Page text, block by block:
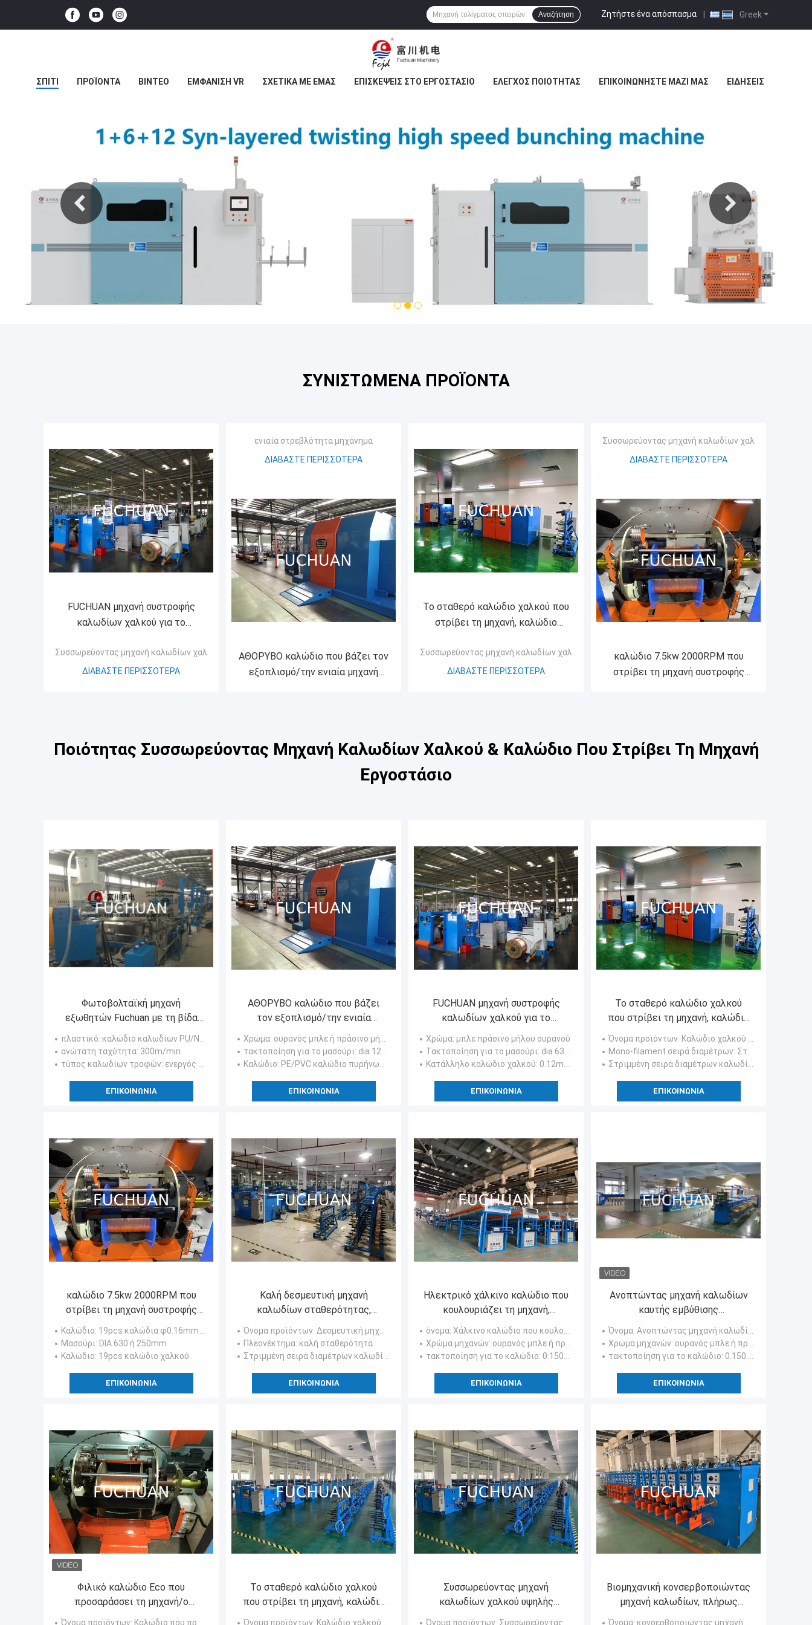
Greek
Ζητήστε ένα απόσπασμα |
Αναζήτηση
ΣΠΊΤΙ ΠΡΟΪΌΝΤΑ ΒΊΝΤΕΟ ΕΜΦΆΝΙΣΗ VR ΣΧΕΤΙΚΆ ΜΕ ΕΜΆΣ ΕΠΙΣΚΈΨΕΙΣ ΣΤΟ ΕΡΓΟΣΤΆΣΙΟ ΈΛΕΓΧΟΣ ΠΟΙΌΤΗΤΑΣ ΕΠΙΚΟΙΝΩΝΉΣΤΕ ΜΑΖΊ ΜΑΣ ΕΙΔΉΣΕΙΣ
1 2 3
ΣΥΝΙΣΤΏΜΕΝΑ ΠΡΟΪΌΝΤΑ
FUCHUAN μηχανή συστροφής
καλωδίων χαλκού για το
καλώδιο χαλκού
Συσσωρεύοντας μηχανή καλωδίων χαλκού
ΔΙΑΒΆΣΤΕ ΠΕΡΙΣΣΌΤΕΡΑ
ενιαία στρεβλότητα μηχάνημα
ΔΙΑΒΆΣΤΕ ΠΕΡΙΣΣΌΤΕΡΑ
ΑΘΟΡΥΒΟ καλώδιο που βάζει τον
εξοπλισμό/την ενιαία μηχανή
Το σταθερό καλώδιο χαλκού που
στρίβει τη μηχανή, καλώδιο
περιστροφές/λεπτό
Συσσωρεύοντας μηχανή καλωδίων χαλκού
ΔΙΑΒΆΣΤΕ ΠΕΡΙΣΣΌΤΕΡΑ
Συσσωρεύοντας μηχανή καλωδίων χαλκού
ΔΙΑΒΆΣΤΕ ΠΕΡΙΣΣΌΤΕΡΑ
καλώδιο 7.5kw 2000RPM που
στρίβει τη μηχανή συστροφής
Ποιότητας Συσσωρεύοντας Μηχανή Καλωδίων Χαλκού & Καλώδιο Που Στρίβει Τη Μηχανή
Εργοστάσιο
Φωτοβολταϊκή μηχανή
εξωθητών Fuchuan με τη βίδα
Dia 70mm για το καλώδιο Dia
1.512mm
πλαστικό: καλώδιο καλωδίων PU/NYLON ηλεκτρικής δύναμης
ανώτατη ταχύτητα: 300m/min
τύπος καλωδίων τροφών: ενεργός πληρώστε μακριά ή εντείνετε την αμοιβή μακριά
ΕΠΙΚΟΙΝΩΝΊΑ
ΑΘΟΡΥΒΟ καλώδιο που βάζει
τον εξοπλισμό/την ενιαία
μηχανή συστροφής για το PE/το
καλώδιο πυρήνων PVC
Χρώμα: ουρανός μπλε ή πράσινο μήλου
τακτοποίηση για το μασούρι: dia 1250mm
Καλώδιο: PE/PVC καλώδιο πυρήνων ή καλώδιο χαλκού
ΕΠΙΚΟΙΝΩΝΊΑ
FUCHUAN μηχανή συστροφής
καλωδίων χαλκού για το
σμαλτωμένο καλώδιο/το γυμνό
καλώδιο χαλκού
Χρώμα: μπλε πράσινο μήλου ουρανού
Τακτοποίηση για το μασούρι: dia 630mm
Κατάλληλο καλώδιο χαλκού: 0.12mm0.52mm
ΕΠΙΚΟΙΝΩΝΊΑ
Το σταθερό καλώδιο χαλκού
που στρίβει τη μηχανή, καλώδιο
πληρώνει μακριά στη μηχανή
3000 περιστροφές/λεπτό
Όνομα προϊόντων: Καλώδιο χαλκού που στρίβει τη μηχανή
Mono-filament σειρά διαμέτρων: Σταθερός
Στριμμένη σειρά διαμέτρων καλωδίων
ΕΠΙΚΟΙΝΩΝΊΑ
καλώδιο 7.5kw 2000RPM που
στρίβει τη μηχανή συστροφής
καλωδίων μηχανών
0,41/0,52/0.64mm
Καλώδιο: 19pcs καλώδια φ0.16mm χαλκού - χρονική φ0.64mm ένα συσσώρευση
Μασούρι: DIA 630 ή 250mm
Καλώδιο: 19pcs καλώδιο χαλκού
ΕΠΙΚΟΙΝΩΝΊΑ
Καλή δεσμευτική μηχανή
καλωδίων σταθερότητας,
αυτόματη διπλή συστροφή
Buncher
Όνομα προϊόντων: Δεσμευτική μηχανή καλωδίων
Πλεονέκτημα: καλή σταθερότητα
Στριμμένη σειρά διαμέτρων καλωδίων
: φ0.075~ φ0.24mm
ΕΠΙΚΟΙΝΩΝΊΑ
Ηλεκτρικό χάλκινο καλώδιο που
κουλουριάζει τη μηχανή,
αυτοματοποιημένη
κονσερβοποιώντας μηχανή
καλωδίων χαλκού
όνομα: Χάλκινο καλώδιο που κουλουριάζει τη μηχανή
Χρώμα μηχανών: ουρανός μπλε ή πράσινο μήλου
τακτοποίηση για το καλώδιο: 0.150.64mm
ΕΠΙΚΟΙΝΩΝΊΑ
Ανοπτώντας μηχανή καλωδίων
καυτής εμβύθισης
κονσερβοποιημένη για το
εξαιρετικά λεπτό στρογγυλό
καλώδιο χαλκού
Όνομα: Ανοπτώντας μηχανή καλωδίων
Χρώμα μηχανών: ουρανός μπλε ή πράσινο μήλου
τακτοποίηση για το καλώδιο: 0.150.64mm
ΕΠΙΚΟΙΝΩΝΊΑ
Φιλικό καλώδιο Eco που
προσαράσσει τη μηχανή/ο
αργότερα τη μηχανή
Όνομα προϊόντων: Καλώδιο που προσαράσσει τη μηχανή
Το σταθερό καλώδιο χαλκού
που στρίβει τη μηχανή, καλώδιο
πληρώνει μακριά στη μηχανή
Όνομα προϊόντων: Καλώδιο χαλκού που στρίβει τη μηχανή
Συσσωρεύοντας μηχανή
καλωδίων χαλκού υψηλής
ταχύτητας με τον αυτόματο
Όνομα προϊόντων: Συσσωρεύοντας μηχανή καλωδίων χαλκού
Βιομηχανική κονσερβοποιώντας
μηχανή καλωδίων, πλήρως
αυτόματο Stripper καλωδίων
Όνομα: κονσερβοποιώντας μηχανή καλωδίων